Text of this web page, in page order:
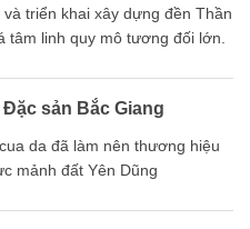
triển khai xây dựng đền Thần
tâm linh quy mô tương đối lớn.
Đặc sản Bắc Giang
da đã làm nên thương hiệu
mảnh đất Yên Dũng